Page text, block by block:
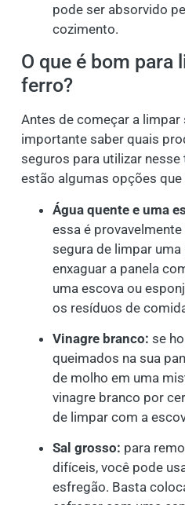
pode ser absorvido
cozimento.
O que é bom para
ferro?
Antes de começar a limpar
importante saber quais
seguros para utilizar
estão algumas opções
Água quente e uma
essa é
segura de limpar
enxaguar a panela
uma escova ou
os resíduos de
Vinagre branco: se
queimados na sua
de molho em uma
vinagre branco por
de limpar com a
Sal grosso: para
difíceis, você pode
esfregão. Basta